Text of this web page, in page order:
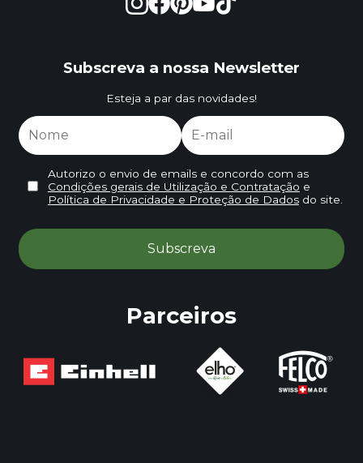
Subscreva a nossa Newsletter
Esteja a par das novidades!
Autorizo o envio de emails e concordo com as
Condições gerais de Utilização e Contratação e
Política de Privacidade e Proteção de Dadosdo site.
Parceiros